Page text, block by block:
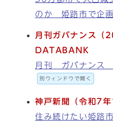
のか 姫路市で企
月刊ガバナンス（
DATABANK
月刊 ガバナンス
別ウィンドウで開く
神戸新聞（令和7年
住み続けたい姫路